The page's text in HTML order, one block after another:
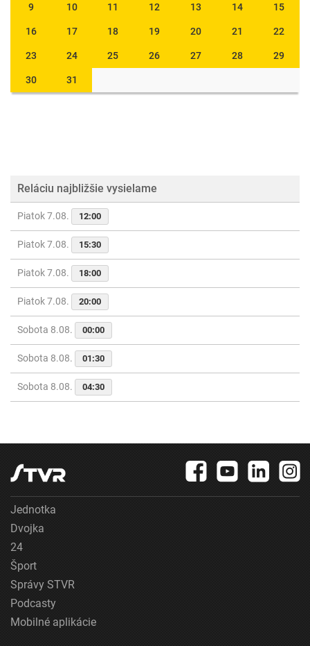
9 10 11 12 13 14 15
16 17 18 19 20 21 22
23 24 25 26 27 28 29
30 31
Reláciu najbližšie vysielame
Piatok 7.08. 12:00
Piatok 7.08. 15:30
Piatok 7.08. 18:00
Piatok 7.08. 20:00
Sobota 8.08. 00:00
Sobota 8.08. 01:30
Sobota 8.08. 04:30
Jednotka
Dvojka
24
Šport
Správy STVR
Podcasty
Mobilné aplikácie